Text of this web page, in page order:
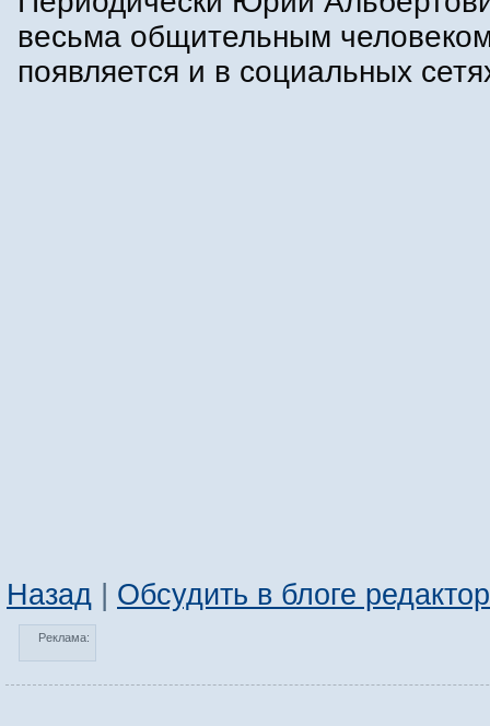
весьма общительным
появляется и в социальных
Назад | Обсудить в блоге
Реклама: